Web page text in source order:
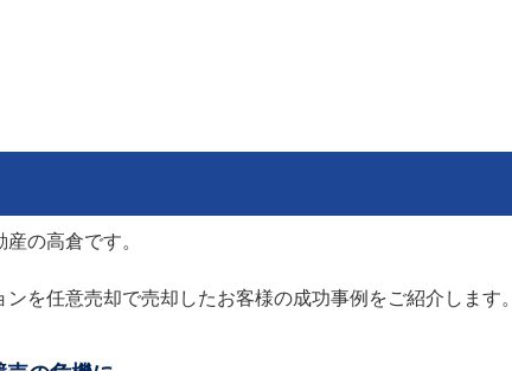
の高倉です。
を任意売却で売却したお客様の成功事例をご紹介します。